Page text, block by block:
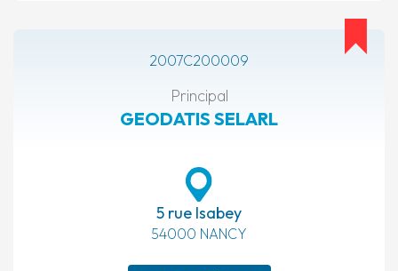
2007C200009
Principal
GEODATIS SELARL
5 rue Isabey
54000 NANCY